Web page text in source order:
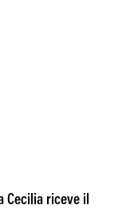
Cecilia riceve il